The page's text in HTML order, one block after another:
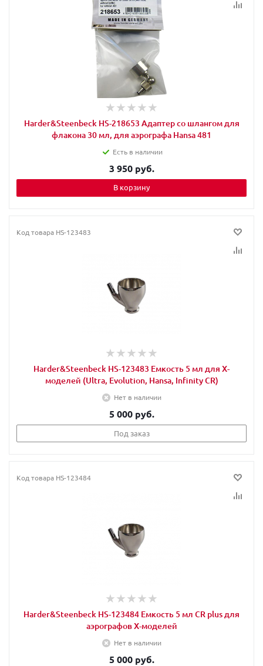
Harder&Steenbeck HS-218653 Адаптер со шлангом для
флакона 30 мл, для аэрографа Hansa 481
Есть в наличии
3 950 руб.
В корзину
Код товара HS-123483
Harder&Steenbeck HS-123483 Емкость 5 мл для Х-
моделей (Ultra, Evolution, Hansa, Infinity CR)
Нет в наличии
5 000 руб.
Под заказ
Код товара HS-123484
Harder&Steenbeck HS-123484 Емкость 5 мл CR plus для
аэрографов Х-моделей
Нет в наличии
5 000 руб.